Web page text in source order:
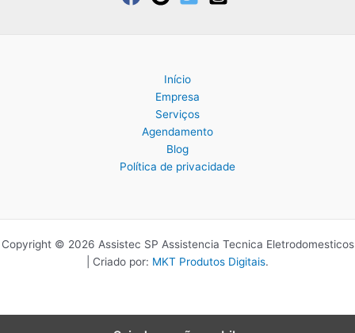
Início
Empresa
Serviços
Agendamento
Blog
Política de privacidade
Copyright © 2026 Assistec SP Assistencia Tecnica Eletrodomesticos
| Criado por: MKT Produtos Digitais.